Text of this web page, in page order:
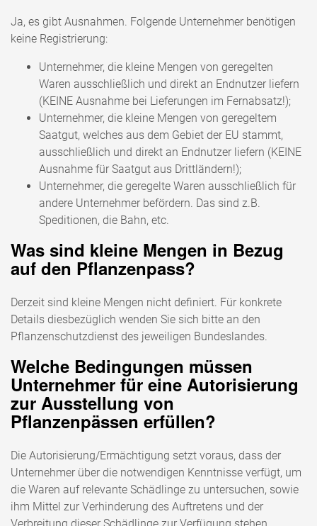
Ja, es gibt Ausnahmen. Folgende Unternehmer benötigen
keine Registrierung:
Unternehmer, die kleine Mengen von geregelten
Waren ausschließlich und direkt an Endnutzer liefern
(KEINE Ausnahme bei Lieferungen im Fernabsatz!);
Unternehmer, die kleine Mengen von geregeltem
Saatgut, welches aus dem Gebiet der EU stammt,
ausschließlich und direkt an Endnutzer liefern (KEINE
Ausnahme für Saatgut aus Drittländern!);
Unternehmer, die geregelte Waren ausschließlich für
andere Unternehmer befördern. Das sind z.B.
Speditionen, die Bahn, etc.
Was sind kleine Mengen in Bezug
auf den Pflanzenpass?
Derzeit sind kleine Mengen nicht definiert. Für konkrete
Details diesbezüglich wenden Sie sich bitte an den
Pflanzenschutzdienst des jeweiligen Bundeslandes.
Welche Bedingungen müssen
Unternehmer für eine Autorisierung
zur Ausstellung von
Pflanzenpässen erfüllen?
Die Autorisierung/Ermächtigung setzt voraus, dass der
Unternehmer über die notwendigen Kenntnisse verfügt, um
die Waren auf relevante Schädlinge zu untersuchen, sowie
ihm Mittel zur Verhinderung des Auftretens und der